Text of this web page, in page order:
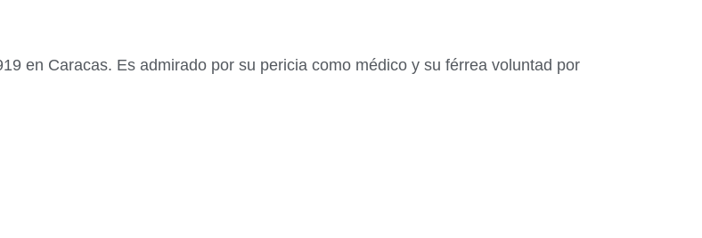
en Caracas. Es admirado por su pericia como médico y su férrea voluntad por